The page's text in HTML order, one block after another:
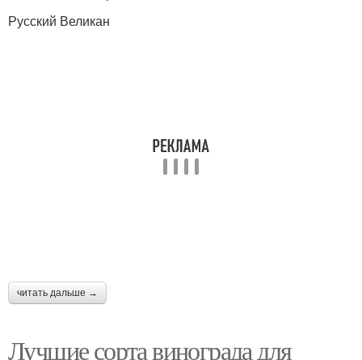
Русский Великан
читать дальше →
Лучшие сорта винограда для